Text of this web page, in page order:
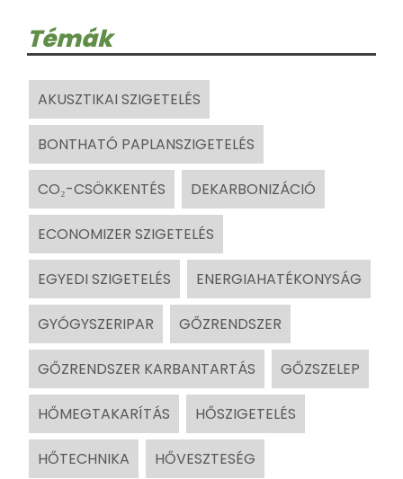
Témák
AKUSZTIKAI SZIGETELÉS
BONTHATÓ PAPLANSZIGETELÉS
CO₂-CSÖKKENTÉS DEKARBONIZÁCIÓ
ECONOMIZER SZIGETELÉS
EGYEDI SZIGETELÉS ENERGIAHATÉKONYSÁG
GYÓGYSZERIPAR GŐZRENDSZER
GŐZRENDSZER KARBANTARTÁS GŐZSZELEP
HŐMEGTAKARÍTÁS HŐSZIGETELÉS
HŐTECHNIKA HŐVESZTESÉG